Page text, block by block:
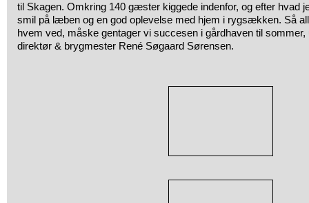
til Skagen. Omkring 140 gæster kiggede indenfor, og efter hvad
smil på læben og en god oplevelse med hjem i rygsækken. Så
hvem ved, måske gentager vi succesen i gårdhaven til sommer,
direktør & brygmester René Søgaard Sørensen.